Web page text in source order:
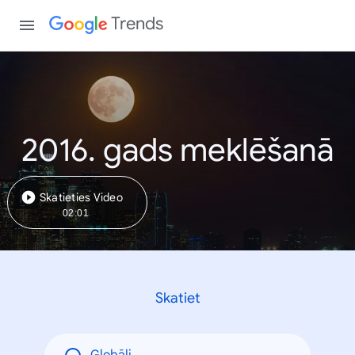
Trends
2016. gads meklēšanā
Skatieties Video
02:01
Skatiet